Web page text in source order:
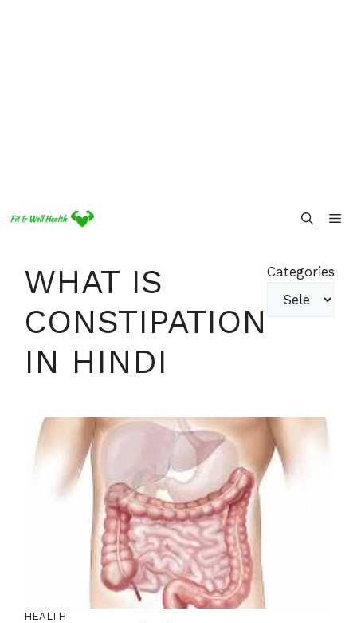
WHAT IS
CONSTIPATION
IN HINDI
Categories
HEALTH